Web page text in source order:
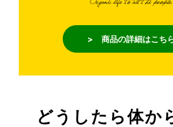
> 商品の詳細はこち
どうしたら体か